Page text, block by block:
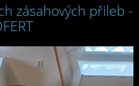
zásahových přileb -